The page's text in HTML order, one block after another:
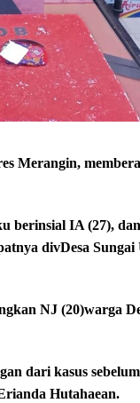
Merangin,
berinsial IA (27),
divDesa Sungai
NJ (20)warga
dari kasus
Hutahaean.